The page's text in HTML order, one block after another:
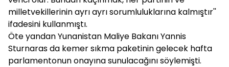
milletvekillerinin ayrı ayrı sorumluluklarına kalmıştır''
ifadesini kullanmıştı.
Öte yandan Yunanistan Maliye Bakanı Yannis
Sturnaras da kemer sıkma paketinin gelecek hafta
parlamentonun onayına sunulacağını söylemişti.